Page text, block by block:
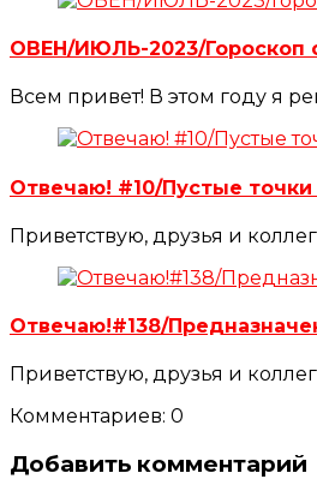
ОВЕН/ИЮЛЬ-2023/
Всем привет! В этом году я
Отвечаю! #10/Пустые
Приветствую, друзья и
Отвечаю!#138/
Приветствую, друзья и
Комментариев: 0
Добавить комментарий